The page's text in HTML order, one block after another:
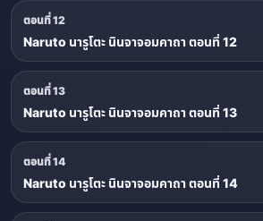
ตอนที่ 12
Naruto นารูโตะ นินจาจอมคาถา ตอนที่ 12
ตอนที่ 13
Naruto นารูโตะ นินจาจอมคาถา ตอนที่ 13
ตอนที่ 14
Naruto นารูโตะ นินจาจอมคาถา ตอนที่ 14